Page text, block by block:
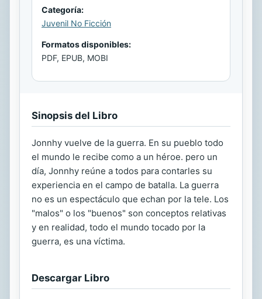
Categoría:
Juvenil No Ficción
Formatos disponibles:
PDF, EPUB, MOBI
Sinopsis del Libro
Jonnhy vuelve de la guerra. En su pueblo todo
el mundo le recibe como a un héroe. pero un
día, Jonnhy reúne a todos para contarles su
experiencia en el campo de batalla. La guerra
no es un espectáculo que echan por la tele. Los
"malos" o los "buenos" son conceptos relativas
y en realidad, todo el mundo tocado por la
guerra, es una víctima.
Descargar Libro